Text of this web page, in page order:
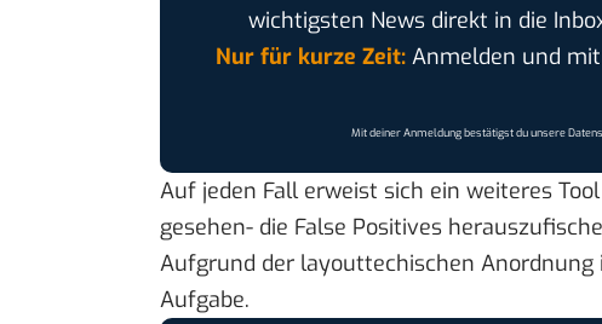
wichtigsten News direkt in die
Nur für kurze Zeit:Anmelden und mit
Mit deiner Anmeldung bestätigst du unsere
Auf jeden Fall erweist sich ein weiteres
gesehen- die False Positives
Aufgrund der layouttechischen Anordnung
Aufgabe.